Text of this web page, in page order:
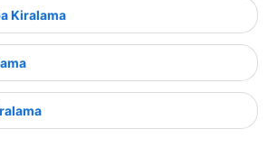
Kiralama